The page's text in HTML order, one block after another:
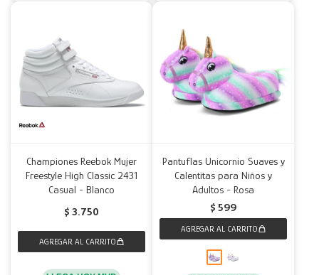
Championes Reebok Mujer
Freestyle High Classic 2431
Casual - Blanco
$ 3.750
Pantuflas Unicornio Suaves y
Calentitas para Niños y
Adultos - Rosa
$ 599